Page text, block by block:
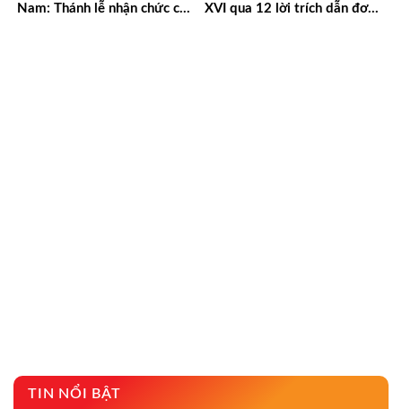
Nam: Thánh lễ nhận chức của
XVI qua 12 lời trích dẫn đơn
TIN NỔI BẬT